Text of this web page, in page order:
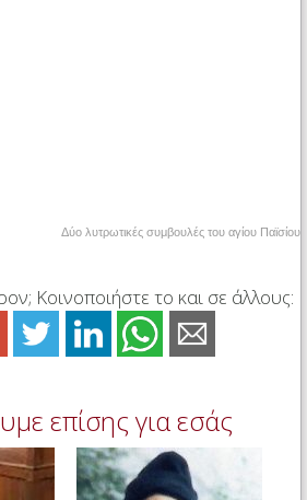
Δύο λυτρωτικές συμβουλές του αγίου Παϊσίου
Κοινοποιήστε το και σε άλλους:
επίσης για εσάς